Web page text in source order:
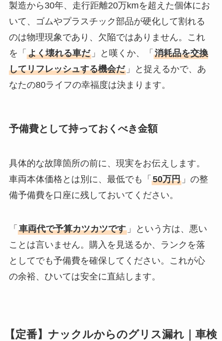
製造から30年、走行距離20万kmを超えた個体にお
いて、ゴムやプラスチック部品が硬化して割れる
のは物理現象であり、欠陥ではありません。これ
を「 よく壊れる車だ」と嘆くか、「 消耗品を交換
してリフレッシュする機会だ」と捉えるかで、あ
なたの80ライフの幸福度は決まります。
予備費として持っておくべき金額
具体的な故障箇所の前に、現実をお伝えします。
車両本体価格とは別に、最低でも「 50万円」の整
備予備費を口座に残しておいてください。
「 車両代で予算カツカツです」という方は、悪い
ことは言いません。購入を見送るか、ランクを落
としてでも予備費を確保してください。これが心
の余裕、ひいては安全に直結します。
【定番】ナックルからのグリス漏れ｜車検